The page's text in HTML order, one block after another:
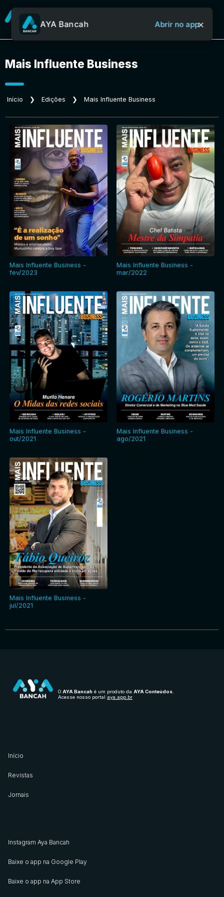
Sobre o Aya Bancah
Início
Revistas
Jornais
Notícias
Entrar
AYA Bancah Abrir no app×
Mais Influente Business
Início ❯ Edições ❯ Mais Influente Business
Mais Influente Business -
fev/2023
Mais Influente Business -
mar/2022
Mais Influente Business -
out/2021
Mais Influente Business -
ago/2021
Mais Influente Business -
jul/2021
O AYA Bancah é um produto da AYA Conteúdos
Acesse nosso portal aya.app.br
Início
Revistas
Jornais
Instagram Aya Bancah
Baixe o app na Google Play
Baixe o app na App Store